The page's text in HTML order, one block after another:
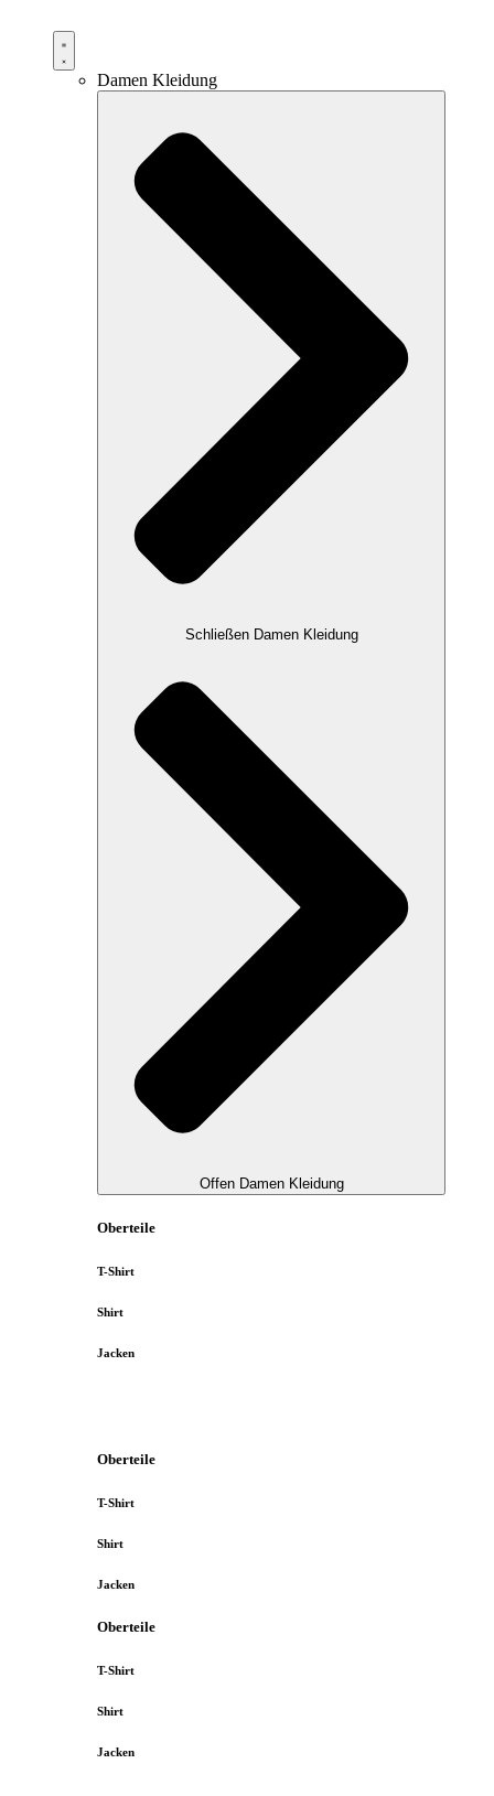
Damen Kleidung
Schließen Damen Kleidung
Offen Damen Kleidung
Oberteile
T-Shirt
Shirt
Jacken
Oberteile
T-Shirt
Shirt
Jacken
Oberteile
T-Shirt
Shirt
Jacken